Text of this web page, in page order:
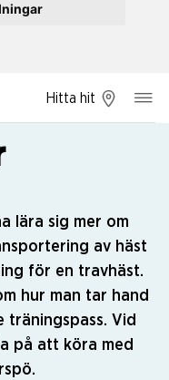
Hitta hit
lära sig mer om
av häst
för en travhäst.
hur man tar hand
Vid
på att köra med